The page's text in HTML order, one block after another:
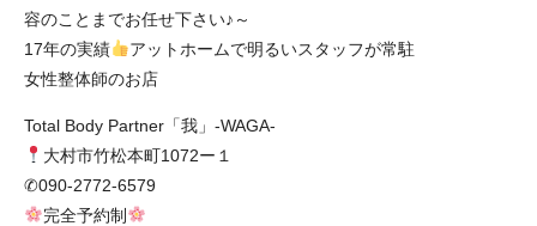
容のことまでお任せ下さい♪～
17年の実績
アットホームで明るいスタッフが常駐
女性整体師のお店
Total Body Partner「我」-WAGA-
大村市竹松本町1072ー１
✆090-2772-6579
完全予約制